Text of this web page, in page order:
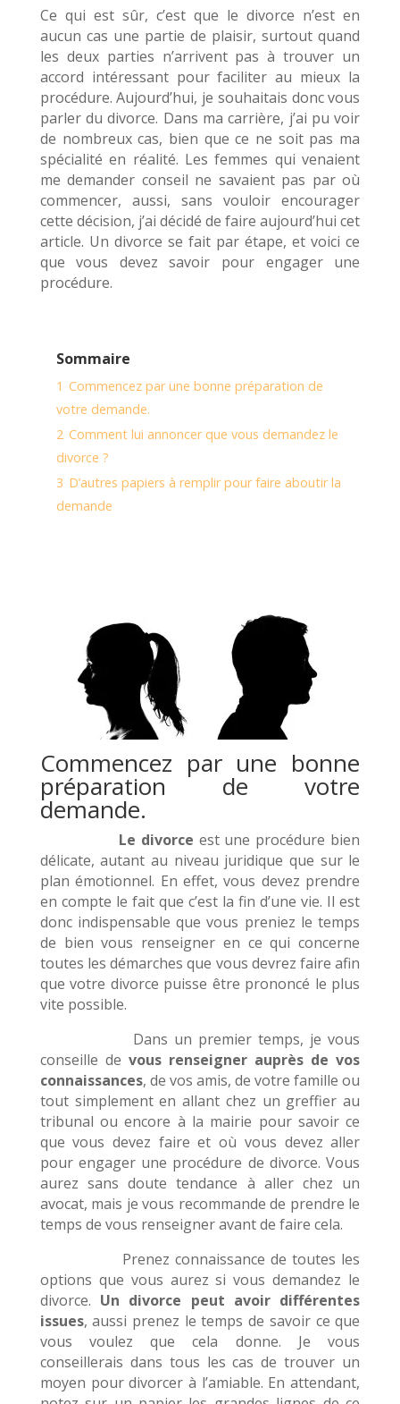
Ce qui est sûr, c’est que le divorce n’est en
aucun cas une partie de plaisir, surtout quand
les deux parties n’arrivent pas à trouver un
accord intéressant pour faciliter au mieux la
procédure. Aujourd’hui, je souhaitais donc vous
parler du divorce. Dans ma carrière, j’ai pu voir
de nombreux cas, bien que ce ne soit pas ma
spécialité en réalité. Les femmes qui venaient
me demander conseil ne savaient pas par où
commencer, aussi, sans vouloir encourager
cette décision, j’ai décidé de faire aujourd’hui cet
article. Un divorce se fait par étape, et voici ce
que vous devez savoir pour engager une
procédure.
Sommaire
1 Commencez par une bonne préparation de
votre demande.
2 Comment lui annoncer que vous demandez le
divorce ?
3 D’autres papiers à remplir pour faire aboutir la
demande
Commencez par une bonne
préparation de votre
demande.
Le divorce est une procédure bien
délicate, autant au niveau juridique que sur le
plan émotionnel. En effet, vous devez prendre
en compte le fait que c’est la fin d’une vie. Il est
donc indispensable que vous preniez le temps
de bien vous renseigner en ce qui concerne
toutes les démarches que vous devrez faire afin
que votre divorce puisse être prononcé le plus
vite possible.
Dans un premier temps, je vous
conseille de vous renseigner auprès de vos
connaissances, de vos amis, de votre famille ou
tout simplement en allant chez un greffier au
tribunal ou encore à la mairie pour savoir ce
que vous devez faire et où vous devez aller
pour engager une procédure de divorce. Vous
aurez sans doute tendance à aller chez un
avocat, mais je vous recommande de prendre le
temps de vous renseigner avant de faire cela.
Prenez connaissance de toutes les
options que vous aurez si vous demandez le
divorce. Un divorce peut avoir différentes
issues, aussi prenez le temps de savoir ce que
vous voulez que cela donne. Je vous
conseillerais dans tous les cas de trouver un
moyen pour divorcer à l’amiable. En attendant,